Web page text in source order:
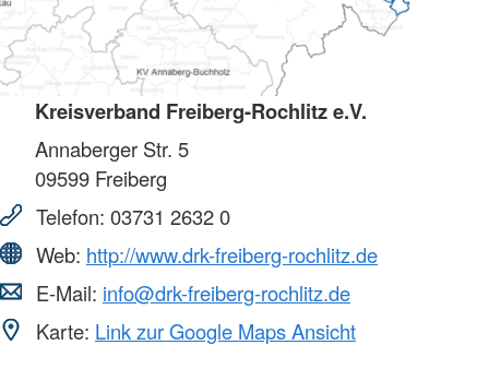
Kreisverband Freiberg-Rochlitz e.V.
Annaberger Str. 5
09599 Freiberg
Telefon: 03731 2632 0
Web: http://www.drk-freiberg-rochlitz.de
E-Mail: info@drk-freiberg-rochlitz.de
Karte: Link zur Google Maps Ansicht